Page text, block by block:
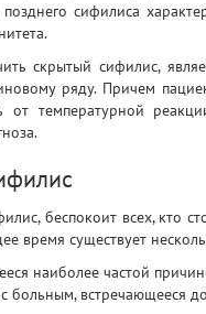
сифилиса
скрытый сифилис,
ряду. Причем
от температурной
беспокоит всех, кто
время существует
наиболее частой
больным, встречающееся